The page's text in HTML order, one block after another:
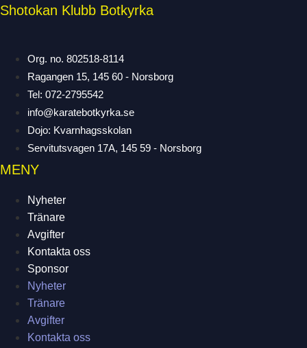
Shotokan Klubb Botkyrka
Org. no. 802518-8114
Ragangen 15, 145 60 - Norsborg
Tel: 072-2795542
info@karatebotkyrka.se
Dojo: Kvarnhagsskolan
Servitutsvagen 17A, 145 59 - Norsborg
MENY
Nyheter
Tränare
Avgifter
Kontakta oss
Sponsor
Nyheter
Tränare
Avgifter
Kontakta oss